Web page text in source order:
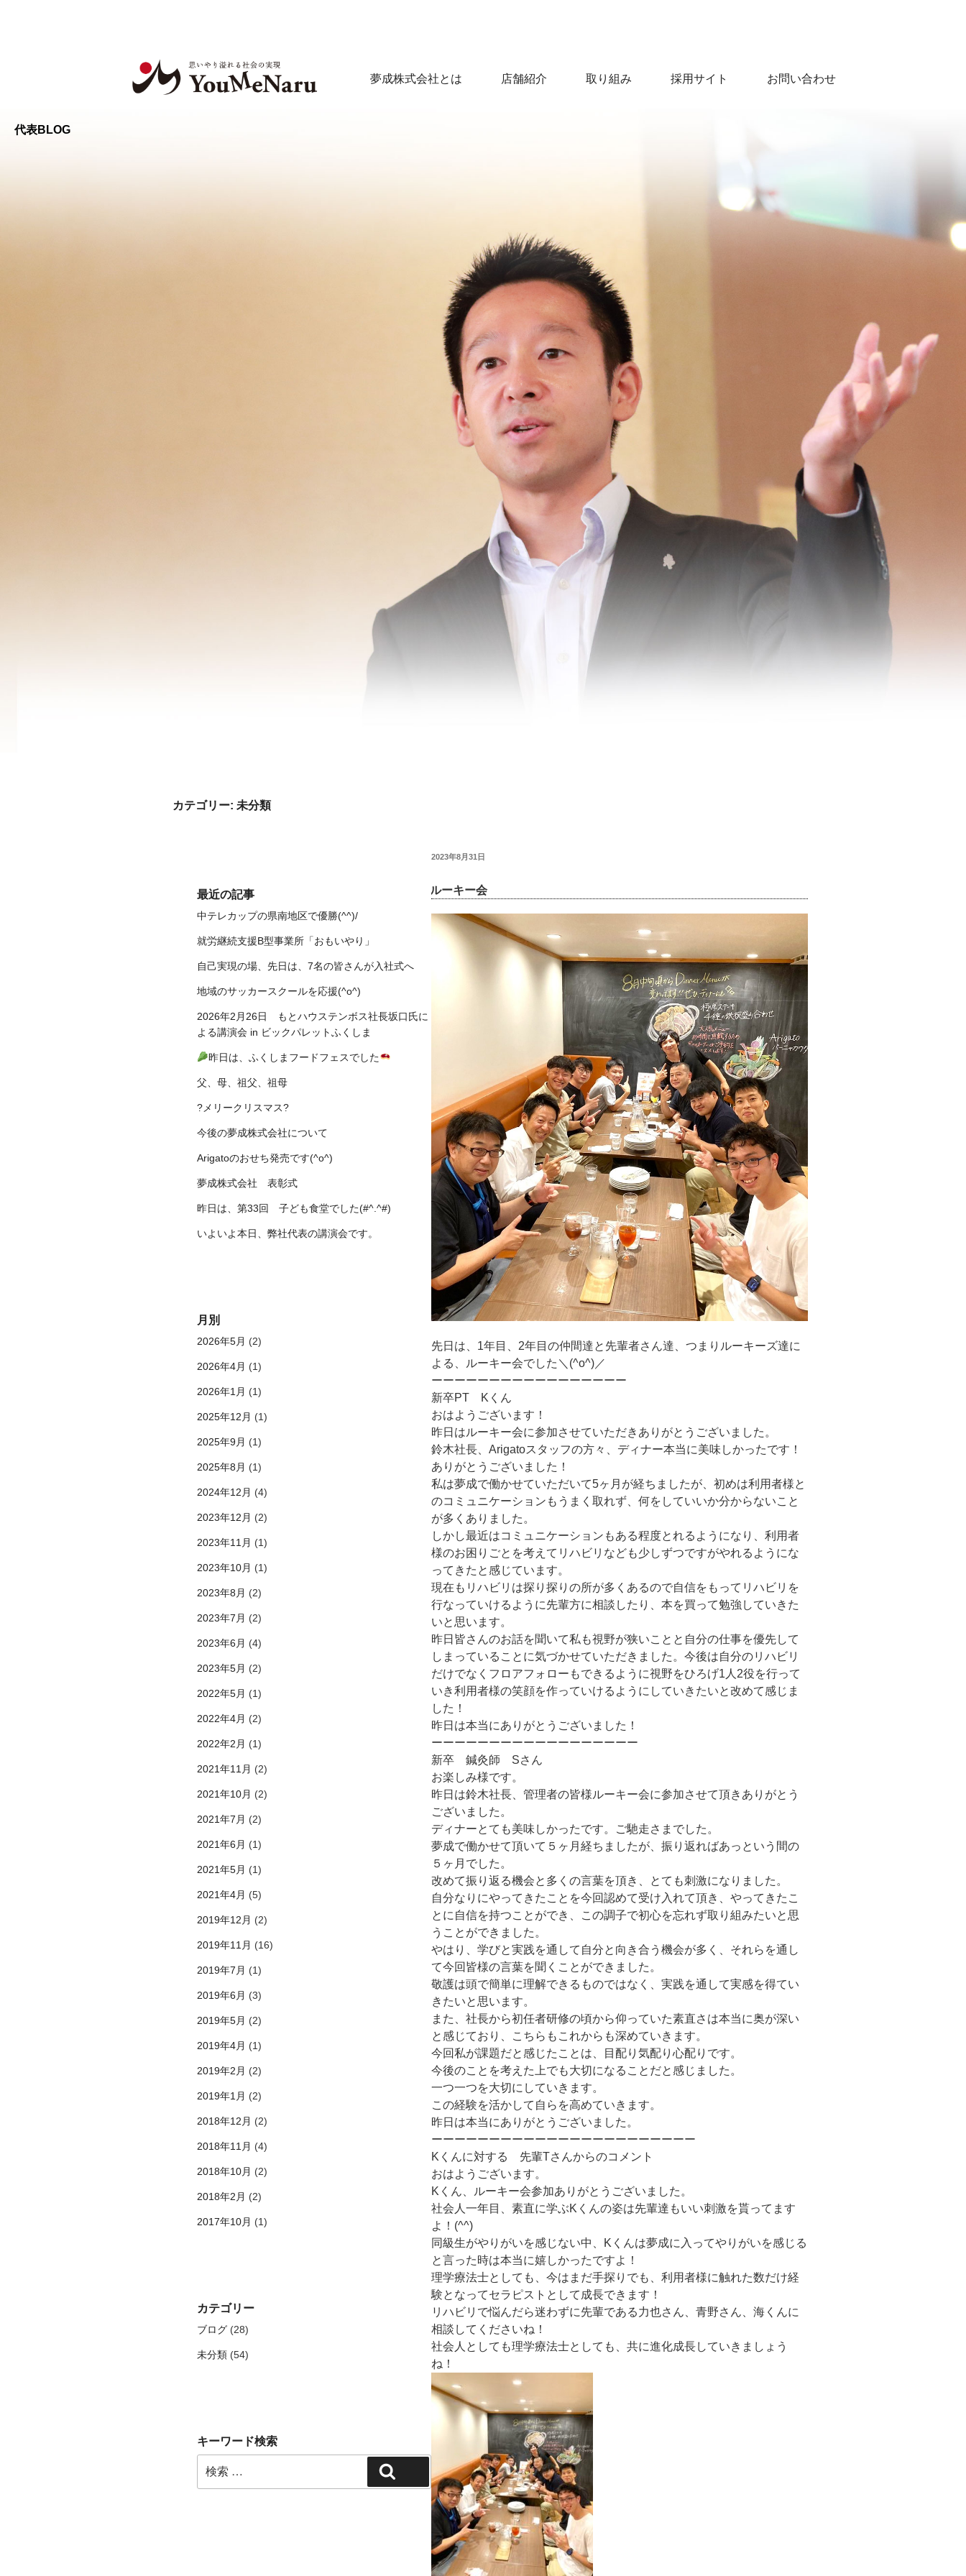
夢成株式会社とは 店舗紹介 取り組み 採用サイト お問い合わせ
代表BLOG
カテゴリー: 未分類
投
2023年8月31日
ルーキー会
先日は、1年目、2年目の仲間達と先輩者さん達、つまりルーキーズ達に
よる、ルーキー会でした＼(^o^)／
ーーーーーーーーーーーーーーーーー
新卒PT Kくん
おはようございます！
昨日はルーキー会に参加させていただきありがとうございました。
鈴木社長、Arigatoスタッフの方々、ディナー本当に美味しかったです！
ありがとうございました！
私は夢成で働かせていただいて5ヶ月が経ちましたが、初めは利用者様と
のコミュニケーションもうまく取れず、何をしていいか分からないこと
が多くありました。
しかし最近はコミュニケーションもある程度とれるようになり、利用者
様のお困りごとを考えてリハビリなども少しずつですがやれるようにな
ってきたと感じています。
現在もリハビリは探り探りの所が多くあるので自信をもってリハビリを
行なっていけるように先輩方に相談したり、本を買って勉強していきた
いと思います。
昨日皆さんのお話を聞いて私も視野が狭いことと自分の仕事を優先して
しまっていることに気づかせていただきました。今後は自分のリハビリ
だけでなくフロアフォローもできるように視野をひろげ1人2役を行って
いき利用者様の笑顔を作っていけるようにしていきたいと改めて感じま
した！
昨日は本当にありがとうございました！
ーーーーーーーーーーーーーーーーーー
新卒 鍼灸師 Sさん
お楽しみ様です。
昨日は鈴木社長、管理者の皆様ルーキー会に参加させて頂きありがとう
ございました。
ディナーとても美味しかったです。ご馳走さまでした。
夢成で働かせて頂いて５ヶ月経ちましたが、振り返ればあっという間の
５ヶ月でした。
改めて振り返る機会と多くの言葉を頂き、とても刺激になりました。
自分なりにやってきたことを今回認めて受け入れて頂き、やってきたこ
とに自信を持つことができ、この調子で初心を忘れず取り組みたいと思
うことができました。
やはり、学びと実践を通して自分と向き合う機会が多く、それらを通し
て今回皆様の言葉を聞くことができました。
敬護は頭で簡単に理解できるものではなく、実践を通して実感を得てい
きたいと思います。
また、社長から初任者研修の頃から仰っていた素直さは本当に奥が深い
と感じており、こちらもこれからも深めていきます。
今回私が課題だと感じたことは、目配り気配り心配りです。
今後のことを考えた上でも大切になることだと感じました。
一つ一つを大切にしていきます。
この経験を活かして自らを高めていきます。
昨日は本当にありがとうございました。
ーーーーーーーーーーーーーーーーーーーーーーー
Kくんに対する 先輩Tさんからのコメント
おはようございます。
Kくん、ルーキー会参加ありがとうございました。
社会人一年目、素直に学ぶKくんの姿は先輩達もいい刺激を貰ってます
よ！(^^)
同級生がやりがいを感じない中、Kくんは夢成に入ってやりがいを感じる
と言った時は本当に嬉しかったですよ！
理学療法士としても、今はまだ手探りでも、利用者様に触れた数だけ経
験となってセラピストとして成長できます！
リハビリで悩んだら迷わずに先輩である力也さん、青野さん、海くんに
相談してくださいね！
社会人としても理学療法士としても、共に進化成長していきましょう
ね！
最近の記事
中テレカップの県南地区で優勝(^^)/
就労継続支援B型事業所「おもいやり」
自己実現の場、先日は、7名の皆さんが入社式へ
地域のサッカースクールを応援(^o^)
2026年2月26日 もとハウステンボス社長坂口氏に
よる講演会 in ビックパレットふくしま
昨日は、ふくしまフードフェスでした
父、母、祖父、祖母
?メリークリスマス?
今後の夢成株式会社について
Arigatoのおせち発売です(^o^)
夢成株式会社 表彰式
昨日は、第33回 子ども食堂でした(#^.^#)
いよいよ本日、弊社代表の講演会です。
月別
2026年5月 (2)
2026年4月 (1)
2026年1月 (1)
2025年12月 (1)
2025年9月 (1)
2025年8月 (1)
2024年12月 (4)
2023年12月 (2)
2023年11月 (1)
2023年10月 (1)
2023年8月 (2)
2023年7月 (2)
2023年6月 (4)
2023年5月 (2)
2022年5月 (1)
2022年4月 (2)
2022年2月 (1)
2021年11月 (2)
2021年10月 (2)
2021年7月 (2)
2021年6月 (1)
2021年5月 (1)
2021年4月 (5)
2019年12月 (2)
2019年11月 (16)
2019年7月 (1)
2019年6月 (3)
2019年5月 (2)
2019年4月 (1)
2019年2月 (2)
2019年1月 (2)
2018年12月 (2)
2018年11月 (4)
2018年10月 (2)
2018年2月 (2)
2017年10月 (1)
カテゴリー
ブログ (28)
未分類 (54)
キーワード検索
索: